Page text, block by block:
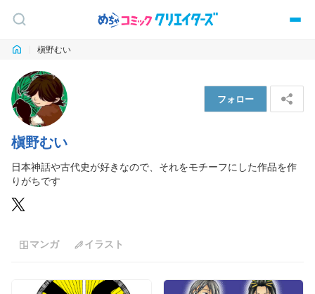
槇野むい
槇野むい
フォロー
日本神話や古代史が好きなので、それをモチーフにした作品を作
りがちです
マンガ イラスト